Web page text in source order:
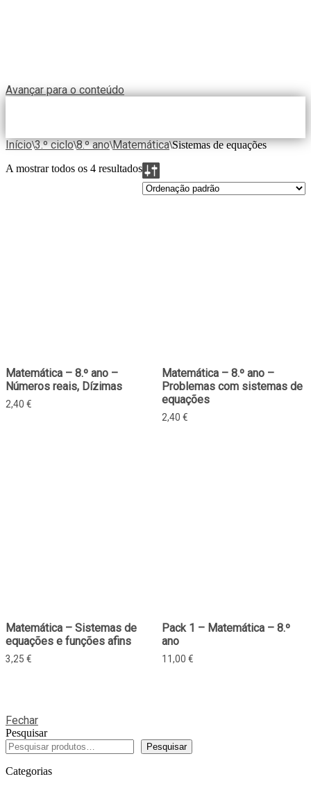
Avançar para o conteúdo
Início\3.º ciclo\8.º ano\Matemática\Sistemas de equações
A mostrar todos os 4 resultados
Matemática – 8.º ano –
Números reais, Dízimas
2,40 €
Matemática – 8.º ano –
Problemas com sistemas de
equações
2,40 €
Matemática – Sistemas de
equações e funções afins
3,25 €
Pack 1 – Matemática – 8.º
ano
11,00 €
Fechar
Pesquisar
Pesquisar
Categorias